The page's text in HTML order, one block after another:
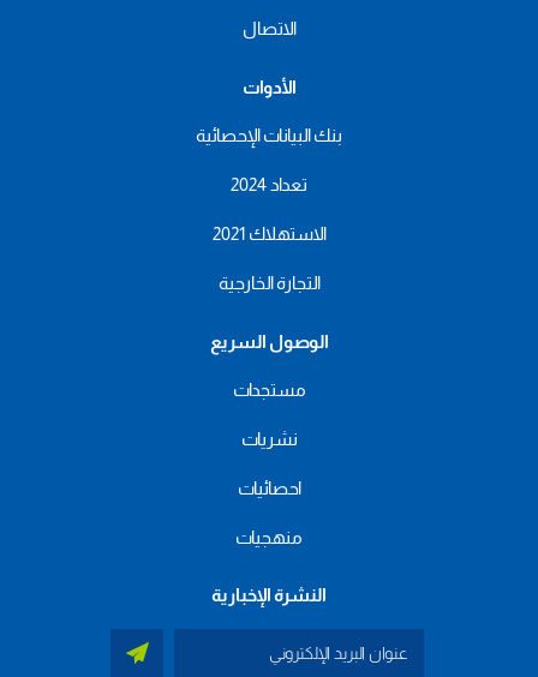
الاتصال
الأدوات
بنك البيانات الإحصائية
تعداد 2024
الاستهلاك 2021
التجارة الخارجية
الوصول السريع
مستجدات
نشريات
احصائيات
منهجيات
النشرة الإخبارية